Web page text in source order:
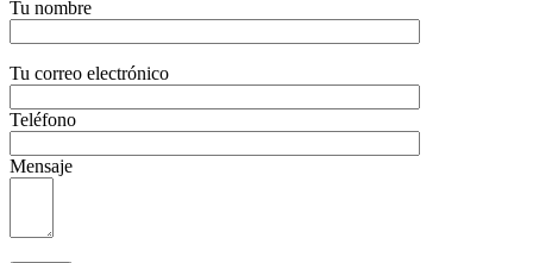
Tu nombre
Tu correo electrónico
Teléfono
Mensaje